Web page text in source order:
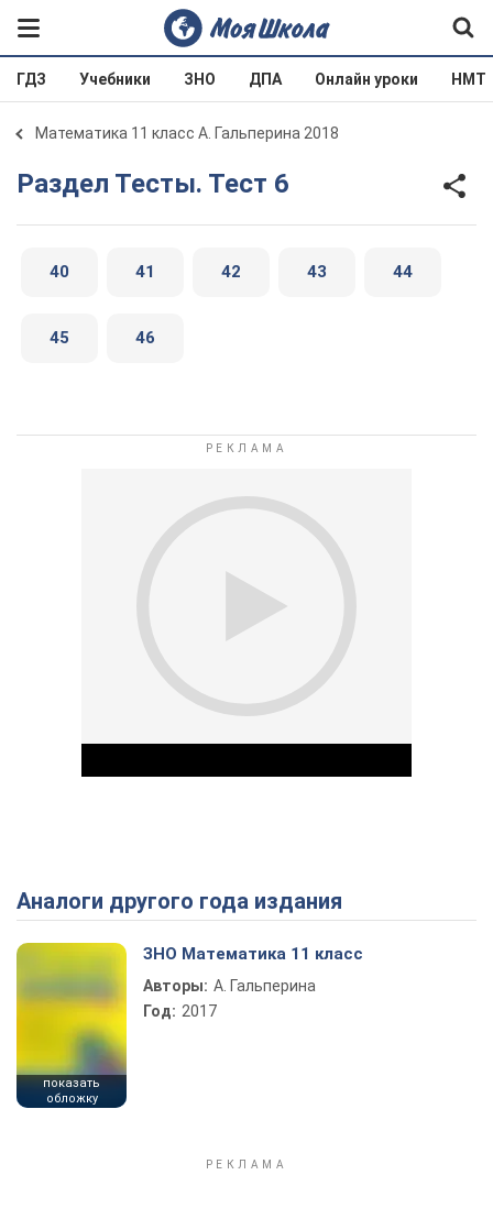
ГДЗ Учебники ЗНО ДПА Онлайн уроки НМТ
Математика 11 класс А. Гальперина 2018
Раздел Тесты. Тест 6
40 41 42 43 44
45 46
Play Video
Аналоги другого года издания
показать
обложку
ЗНО Математика 11 класс
Авторы: А. Гальперина
Год: 2017